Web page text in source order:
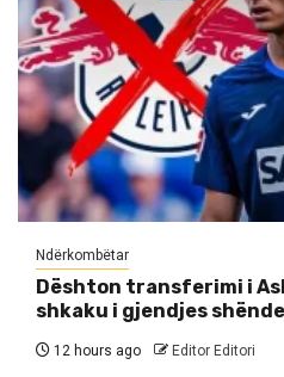
Ndërkombëtar
Dështon transferimi i
shkaku i gjendjes
12 hours ago Editor Editori